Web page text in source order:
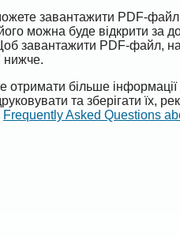
завантажити PDF-
можна буде відкрити за
завантажити PDF-файл,
нижче.
отримати більше
та зберігати їх,
Frequently Asked Questions